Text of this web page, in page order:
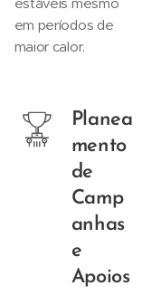
em períodos de
maior calor.
Planea
mento
de
Camp
anhas
e
Apoios